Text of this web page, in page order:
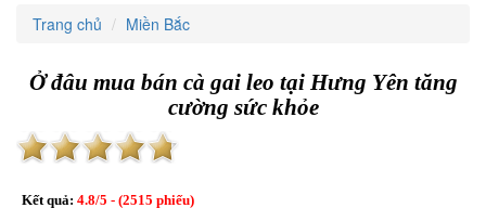
Trang chủ Miền Bắc
Ở đâu mua bán cà gai leo tại Hưng Yên tăng
cường sức khỏe
Kết quả: 4.8/5 - (2515 phiếu)